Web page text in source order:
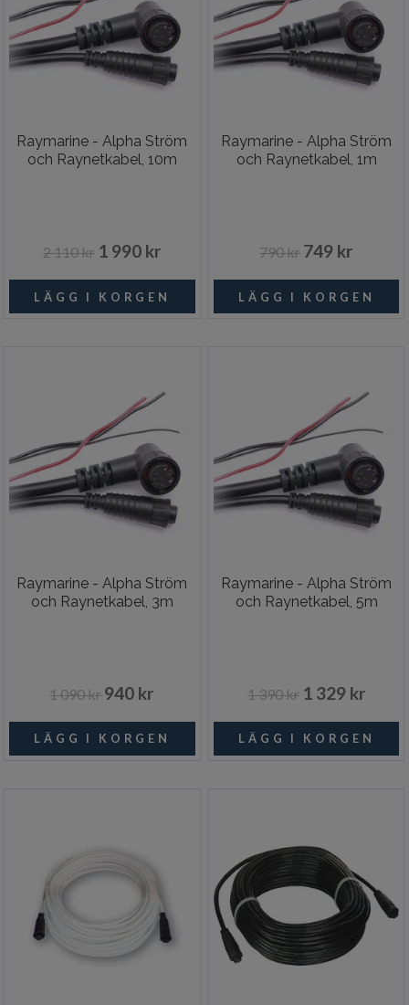
Raymarine - Alpha Ström
och Raynetkabel, 10m
2 110 kr 1 990 kr
Raymarine - Alpha Ström
och Raynetkabel, 1m
790 kr 749 kr
Raymarine - Alpha Ström
och Raynetkabel, 3m
1 090 kr 940 kr
Raymarine - Alpha Ström
och Raynetkabel, 5m
1 390 kr 1 329 kr